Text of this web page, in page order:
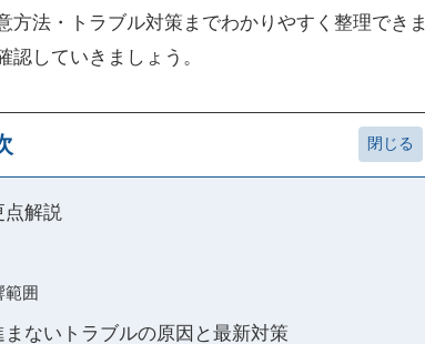
法・トラブル対策までわかりやすく整理できま
していきましょう。
点解説
範囲
ないトラブルの原因と最新対策